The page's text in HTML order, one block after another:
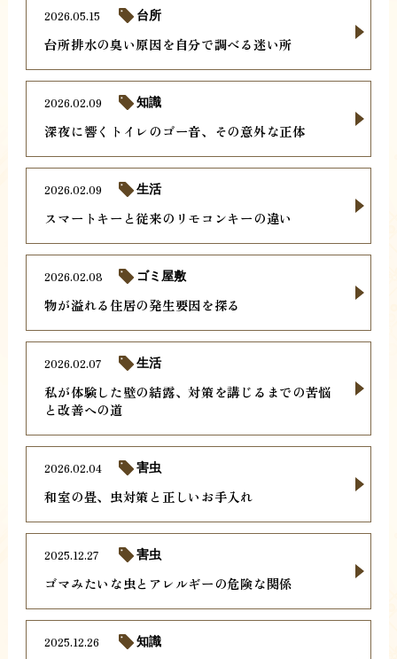
台所排水の臭い原因を自分で調べる迷い所
2026.05.15 台所
深夜に響くトイレのゴー音、その意外な正体
2026.02.09 知識
スマートキーと従来のリモコンキーの違い
2026.02.09 生活
物が溢れる住居の発生要因を探る
2026.02.08 ゴミ屋敷
私が体験した壁の結露、対策を講じるまでの苦悩
と改善への道
2026.02.07 生活
和室の畳、虫対策と正しいお手入れ
2026.02.04 害虫
ゴマみたいな虫とアレルギーの危険な関係
2025.12.27 害虫
2025.12.26 知識